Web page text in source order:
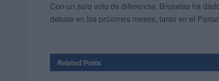
Con un solo voto de diferencia, Bruselas ha
debate en los próximos meses, tanto en el
Related Posts